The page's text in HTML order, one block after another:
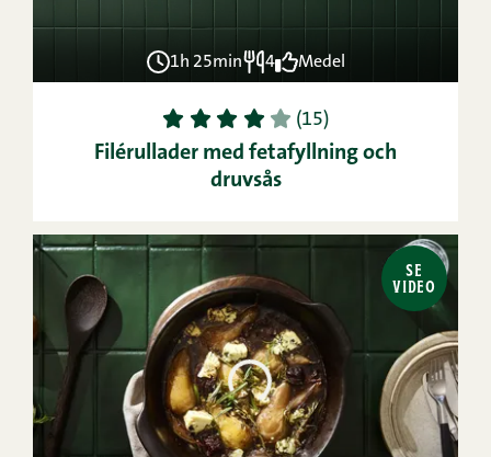
1h 25min 4 Medel
1 2 3 4 5 (15)
Filérullader med fetafyllning och
druvsås
SE
VIDEO